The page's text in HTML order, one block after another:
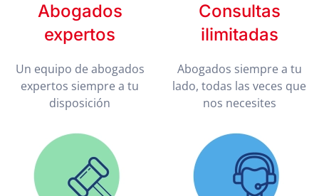
Abogados
expertos
Un equipo de abogados
expertos siempre a tu
disposición
Consultas
ilimitadas
Abogados siempre a tu
lado, todas las veces que
nos necesites